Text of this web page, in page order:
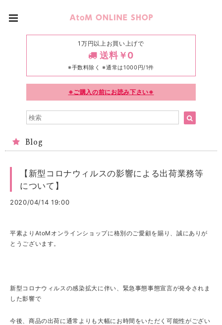
1万円以上お買い上げで
送料￥0
※手数料除く ※通常は1000円/1件
※ご購入の前にお読み下さい※
Blog
【新型コロナウィルスの影響による出荷業務等
について】
2020/04/14 19:00
平素より AtoM オンラインショップに格別のご愛顧を賜り、誠にありが
とうございます。
新型コロナウィルスの感染拡大に伴い、緊急事態事態宣言が発令されま
した影響で
今後、商品の出荷に通常よりも大幅にお時間をいただく可能性がござい